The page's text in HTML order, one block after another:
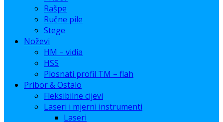
Rašpe
Ručne pile
Stege
Noževi
HM – vidia
HSS
Plosnati profil TM – flah
Pribor & Ostalo
Fleksibilne cijevi
Laseri i mjerni instrumenti
Laseri